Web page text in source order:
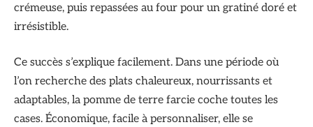
crémeuse, puis repassées au four pour un gratiné doré et
irrésistible.
Ce succès s’explique facilement. Dans une période où
l’on recherche des plats chaleureux, nourrissants et
adaptables, la pomme de terre farcie coche toutes les
cases. Économique, facile à personnaliser, elle se